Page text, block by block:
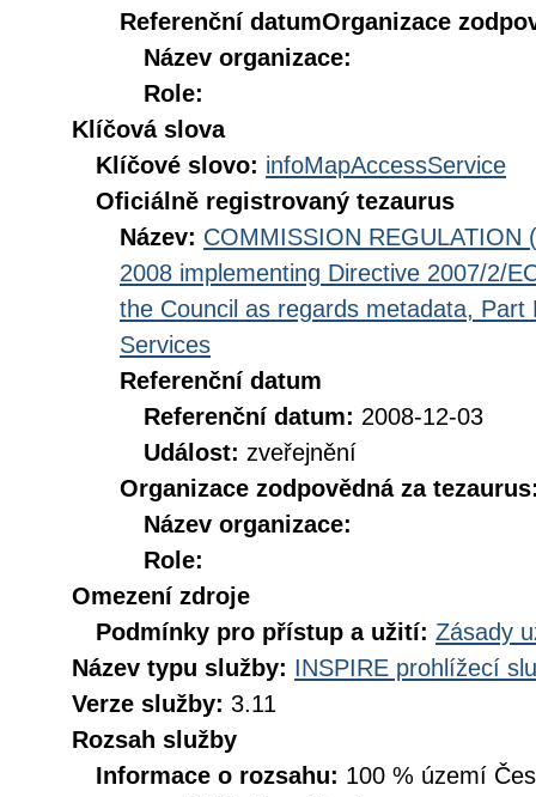
Referenční datumOrganizace
Název organizace:
Role:
Klíčová slova
Klíčové slovo: infoMapAccessService
Oficiálně registrovaný tezaurus
Název: COMMISSION REGULATION
2008 implementing Directive 2007/2/
the Council as regards metadata,
Services
Referenční datum
Referenční datum: 2008-12-03
Událost: zveřejnění
Organizace zodpovědná za
Název organizace:
Role:
Omezení zdroje
Podmínky pro přístup a užití: Zásady
Název typu služby: INSPIRE prohlížecí
Verze služby: 3.11
Rozsah služby
Informace o rozsahu: 100 % území